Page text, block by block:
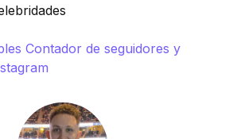
Contador de seguidores y